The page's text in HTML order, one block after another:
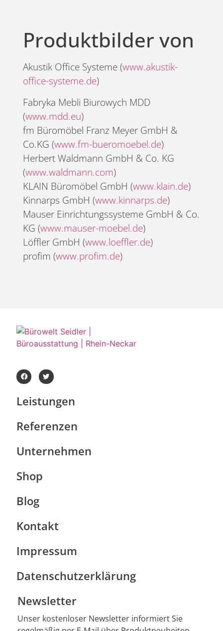
Produktbilder von
Akustik Office Systeme (www.akustik-
office-systeme.de)
Fabryka Mebli Biurowych MDD
(www.mdd.eu)
fm Büromöbel Franz Meyer GmbH &
Co.KG (www.fm-bueromoebel.de)
Herbert Waldmann GmbH & Co. KG
(www.waldmann.com)
KLAIN Büromöbel GmbH (www.klain.de)
Kinnarps GmbH (www.kinnarps.de)
Mauser Einrichtungssysteme GmbH & Co.
KG (www.mauser-moebel.de)
Löffler GmbH (www.loeffler.de)
profim (www.profim.de)
Leistungen
Referenzen
Unternehmen
Shop
Blog
Kontakt
Impressum
Datenschutzerklärung
Newsletter
Unser kostenloser Newsletter informiert Sie